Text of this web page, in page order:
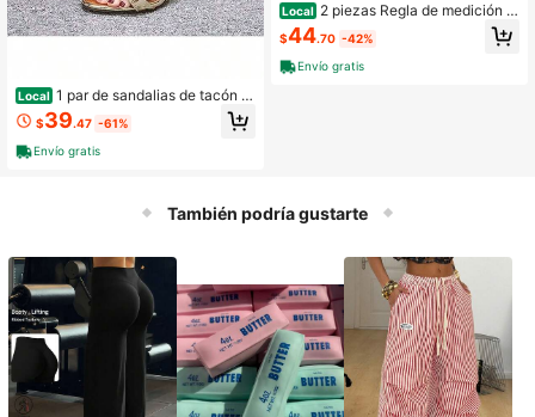
Local 1 par de sandalias de tacón d
e aguja con alas de metal CN35-C
N42
$39.47 -61%
Envío gratis
Local 2 piezas Regla de medición d
e talla de zapatos para adultos
$44.70 -42%
Envío gratis
También podría gustarte